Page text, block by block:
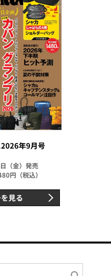
年9月号
（金）発売
円（税込）
見る